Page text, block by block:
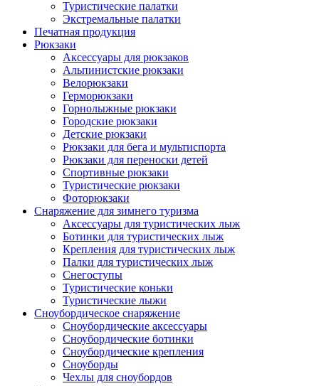
Туристические палатки
Экстремальные палатки
Печатная продукция
Рюкзаки
Аксессуары для рюкзаков
Альпинистские рюкзаки
Велорюкзаки
Герморюкзаки
Горнолыжные рюкзаки
Городские рюкзаки
Детские рюкзаки
Рюкзаки для бега и мультиспорта
Рюкзаки для переноски детей
Спортивные рюкзаки
Туристические рюкзаки
Фоторюкзаки
Снаряжение для зимнего туризма
Аксессуары для туристических лыж
Ботинки для туристических лыж
Крепления для туристических лыж
Палки для туристических лыж
Снегоступы
Туристические коньки
Туристические лыжи
Сноубордическое снаряжение
Сноубордические аксессуары
Сноубордические ботинки
Сноубордические крепления
Сноуборды
Чехлы для сноубордов